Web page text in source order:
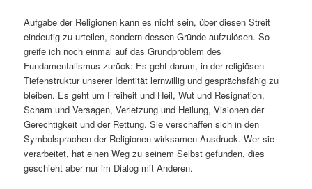
Aufgabe der Religionen kann es nicht sein, über diesen Streit
eindeutig zu urteilen, sondern dessen Gründe aufzulösen. So
greife ich noch einmal auf das Grundproblem des
Fundamentalismus zurück: Es geht darum, in der religiösen
Tiefenstruktur unserer Identität lernwillig und gesprächsfähig zu
bleiben. Es geht um Freiheit und Heil, Wut und Resignation,
Scham und Versagen, Verletzung und Heilung, Visionen der
Gerechtigkeit und der Rettung. Sie verschaffen sich in den
Symbolsprachen der Religionen wirksamen Ausdruck. Wer sie
verarbeitet, hat einen Weg zu seinem Selbst gefunden, dies
geschieht aber nur im Dialog mit Anderen.